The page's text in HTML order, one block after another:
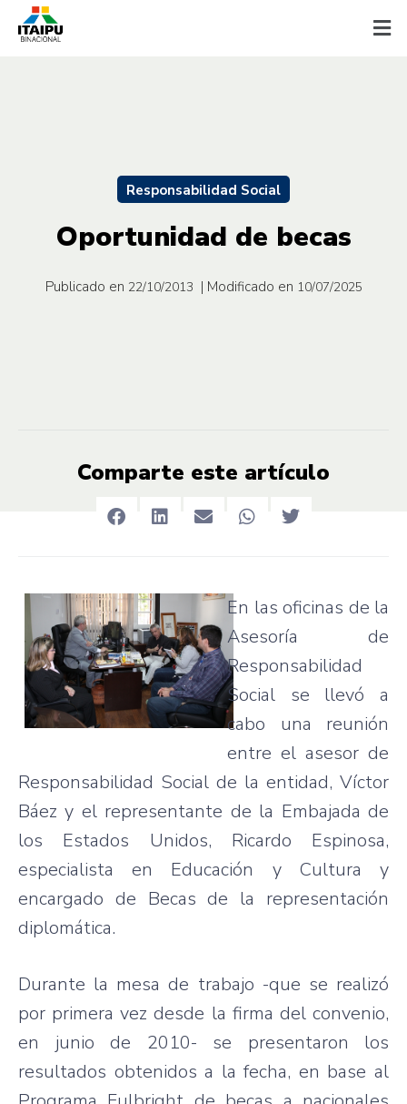
Responsabilidad Social
Oportunidad de becas
Publicado en 22/10/2013 | Modificado en 10/07/2025
Comparte este artículo
En las oficinas de la
Asesoría de
Responsabilidad
Social se llevó a
cabo una reunión
entre el asesor de
Responsabilidad Social de la entidad, Víctor
Báez y el representante de la Embajada de
los Estados Unidos, Ricardo Espinosa,
especialista en Educación y Cultura y
encargado de Becas de la representación
diplomática.
Durante la mesa de trabajo -que se realizó
por primera vez desde la firma del convenio,
en junio de 2010- se presentaron los
resultados obtenidos a la fecha, en base al